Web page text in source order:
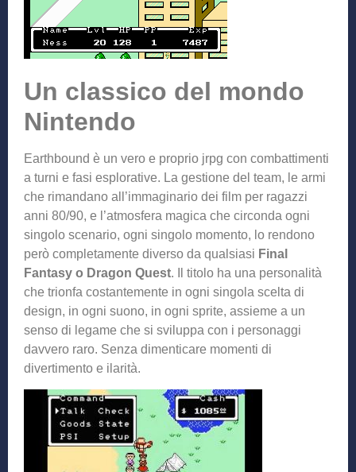
Un classico del mondo
Nintendo
Earthbound è un vero e proprio jrpg con combattimenti
a turni e fasi esplorative. La gestione del team, le armi
che rimandano all’immaginario dei film per ragazzi
anni 80/90, e l’atmosfera magica che circonda ogni
singolo scenario, ogni singolo momento, lo rendono
però completamente diverso da qualsiasi Final
Fantasy o Dragon Quest. Il titolo ha una personalità
che trionfa costantemente in ogni singola scelta di
design, in ogni suono, in ogni sprite, assieme a un
senso di legame che si sviluppa con i personaggi
davvero raro. Senza dimenticare momenti di
divertimento e ilarità.